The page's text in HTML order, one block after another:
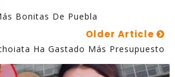
Bonitas De Puebla
Older Article
Ha Gastado Más Presupuesto